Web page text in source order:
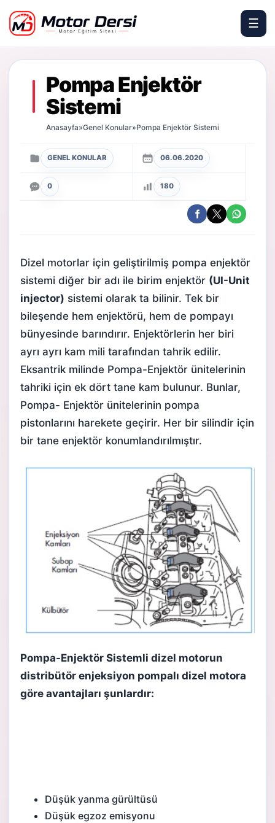
Motor Dersi
☰
Pompa Enjektör
Sistemi
Anasayfa»Genel Konular»Pompa Enjektör Sistemi
GENEL KONULAR 06.06.2020
0 180
Dizel motorlar için geliştirilmiş pompa enjektör
sistemi diğer bir adı ile birim enjektör (UI-Unit
injector) sistemi olarak ta bilinir. Tek bir
bileşende hem enjektörü, hem de pompayı
bünyesinde barındırır. Enjektörlerin her biri
ayrı ayrı kam mili tarafından tahrik edilir.
Eksantrik milinde Pompa-Enjektör ünitelerinin
tahriki için ek dört tane kam bulunur. Bunlar,
Pompa- Enjektör ünitelerinin pompa
pistonlarını harekete geçirir. Her bir silindir için
bir tane enjektör konumlandırılmıştır.
Pompa-Enjektör Sistemli dizel motorun
distribütör enjeksiyon pompalı dizel motora
göre avantajları şunlardır:
Düşük yanma gürültüsü
Düşük egzoz emisyonu